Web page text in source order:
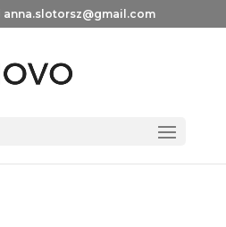
anna.slotorsz@gmail.com